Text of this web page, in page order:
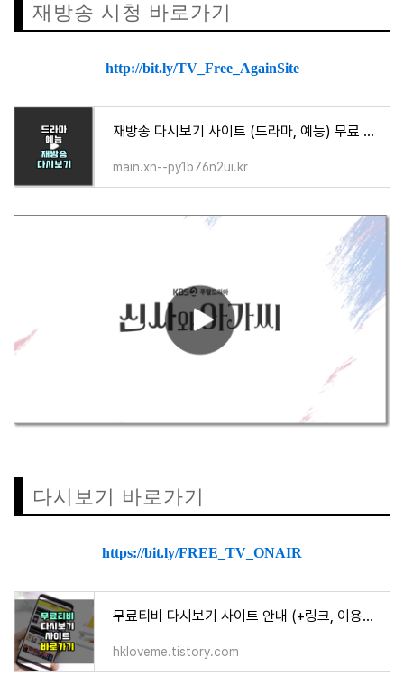
재방송 시청 바로가기
http://bit.ly/TV_Free_AgainSite
재방송 다시보기 사이트 (드라마, 예능) 무료 시청 방법
main.xn--py1b76n2ui.kr
다시보기 바로가기
https://bit.ly/FREE_TV_ONAIR
무료티비 다시보기 사이트 안내 (+링크, 이용방법)
hkloveme.tistory.com